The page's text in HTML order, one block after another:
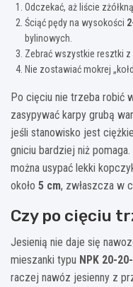
Odczekać, aż liście
Ściąć pędy na wysokości
bylinowych.
Zebrać wszystkie resztki z
Nie zostawiać mokrej
Po cięciu nie trzeba robić
zasypywać karpy grubą
jeśli stanowisko jest
gniciu bardziej niż
można usypać lekki
około 5 cm, zwłaszcza w
Czy po cięciu
Jesienią nie daje się
mieszanki typu NPK 20-
raczej nawóz jesienny z